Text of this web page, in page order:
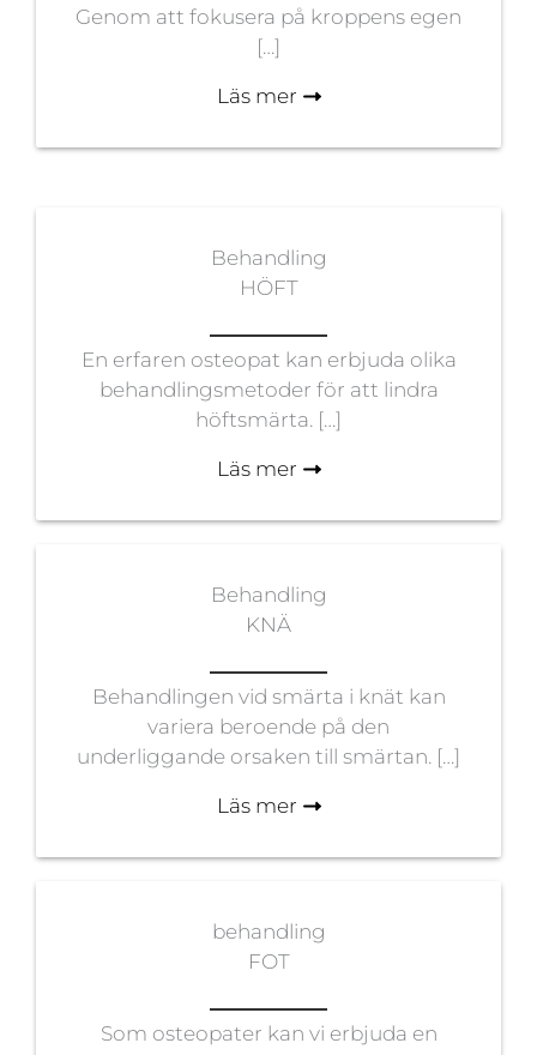
Genom att fokusera på kroppens egen
[…]
Läs mer
Behandling
HÖFT
En erfaren osteopat kan erbjuda olika
behandlingsmetoder för att lindra
höftsmärta. […]
Läs mer
Behandling
KNÄ
Behandlingen vid smärta i knät kan
variera beroende på den
underliggande orsaken till smärtan. […]
Läs mer
behandling
FOT
Som osteopater kan vi erbjuda en